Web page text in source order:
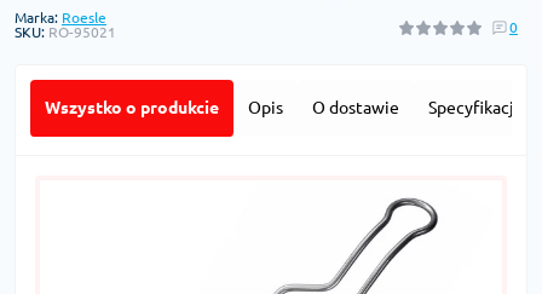
Marka: Roesle
SKU: RO-95021 0
Wszystko o produkcie Opis O dostawie Specyfikacja